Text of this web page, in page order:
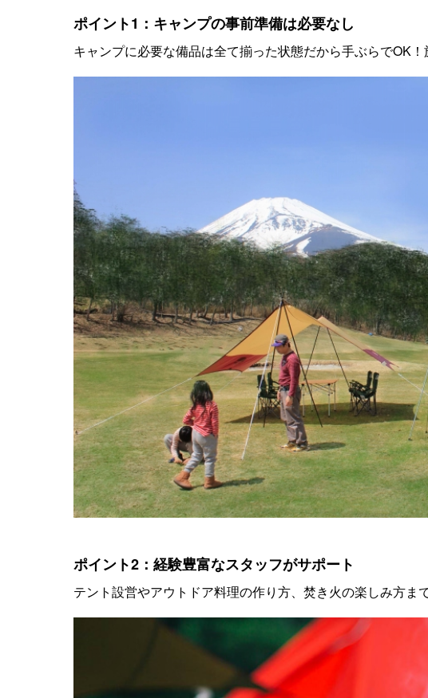
ポイント1：キャンプの事前準備は必要なし
キャンプに必要な備品は全て揃った状態だから手ぶらでOK！
ポイント2：経験豊富なスタッフがサポート
テント設営やアウトドア料理の作り方、焚き火の楽しみ方ま